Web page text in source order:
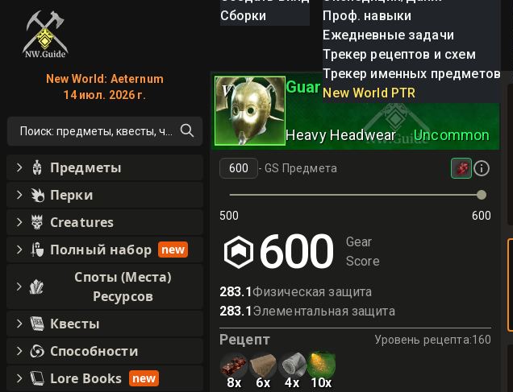
Сборки
Проф. навыки
Ежедневные задачи
Трекер рецептов и схем
Трекер именных предметов
New World PTR
V Guardian Plate Helm
Heavy Headwear Uncommon
-GS Предмета
500 600
600
Gear
Score
283.1Физическая защита
283.1Элементальная защита
Рецепт Уровень рецепта:160
8x 6x 4x 10x
New World: Aeternum
14 июл. 2026 г.
Поиск: предметы, квесты, что угодно!
Предметы
Перки
Creatures
Полный набор
new
Споты (Места)
Ресурсов
Квесты
Способности
Lore Books
new